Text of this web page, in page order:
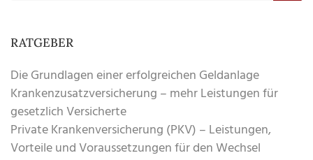
RATGEBER
Die Grundlagen einer erfolgreichen Geldanlage
Krankenzusatzversicherung – mehr Leistungen für
gesetzlich Versicherte
Private Krankenversicherung (PKV) – Leistungen,
Vorteile und Voraussetzungen für den Wechsel